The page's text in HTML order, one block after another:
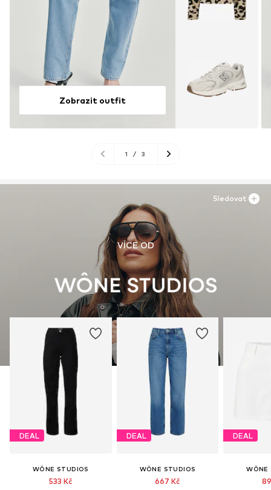
Zobrazit outfit
1 / 3
VÍCE OD
DEAL
WÔNE STUDIOS
533 Kč
DEAL
WÔNE STUDIOS
667 Kč
DEAL
WÔNE
Sledovat